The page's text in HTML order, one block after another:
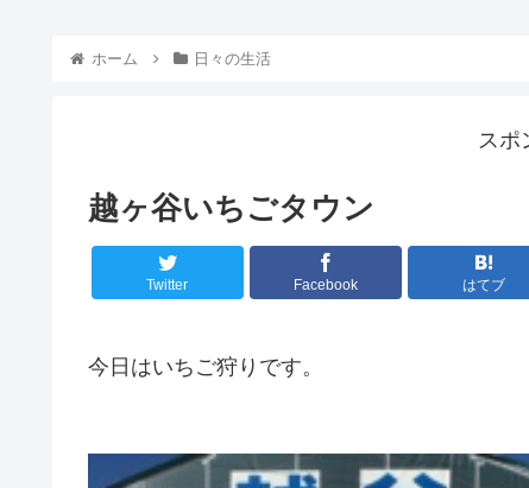
ホーム 日々の生活
スポ
越ヶ谷いちごタウン
Twitter Facebook はてブ
今日はいちご狩りです。